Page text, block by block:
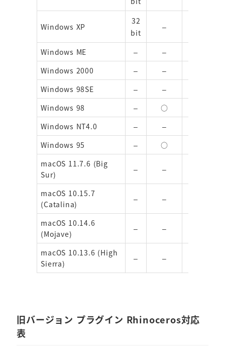
Windows XP
32
bit
–
Windows ME – –
Windows 2000
– –
Windows 98SE
– –
Windows 98
– ○
Windows NT4.0
– –
Windows 95
– ○
macOS 11.7.6 (Big
Sur)
– –
macOS 10.15.7
(Catalina)
– –
macOS 10.14.6
(Mojave)
– –
macOS 10.13.6 (High
Sierra)
– –
旧バージョン プラグイン Rhinoceros対応
表